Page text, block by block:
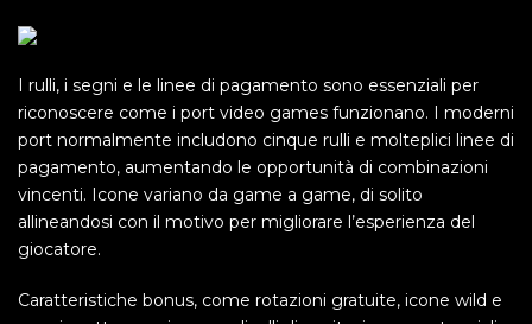
I rulli, i segni e le linee di pagamento sono essenziali per
riconoscere come i port video games funzionano. I moderni
port normalmente includono cinque rulli e molteplici linee di
pagamento, aumentando le opportunità di combinazioni
vincenti. Icone variano da game a game, di solito
allineandosi con il motivo per migliorare l’esperienza del
giocatore.
Caratteristiche bonus, come rotazioni gratuite, icone wild e